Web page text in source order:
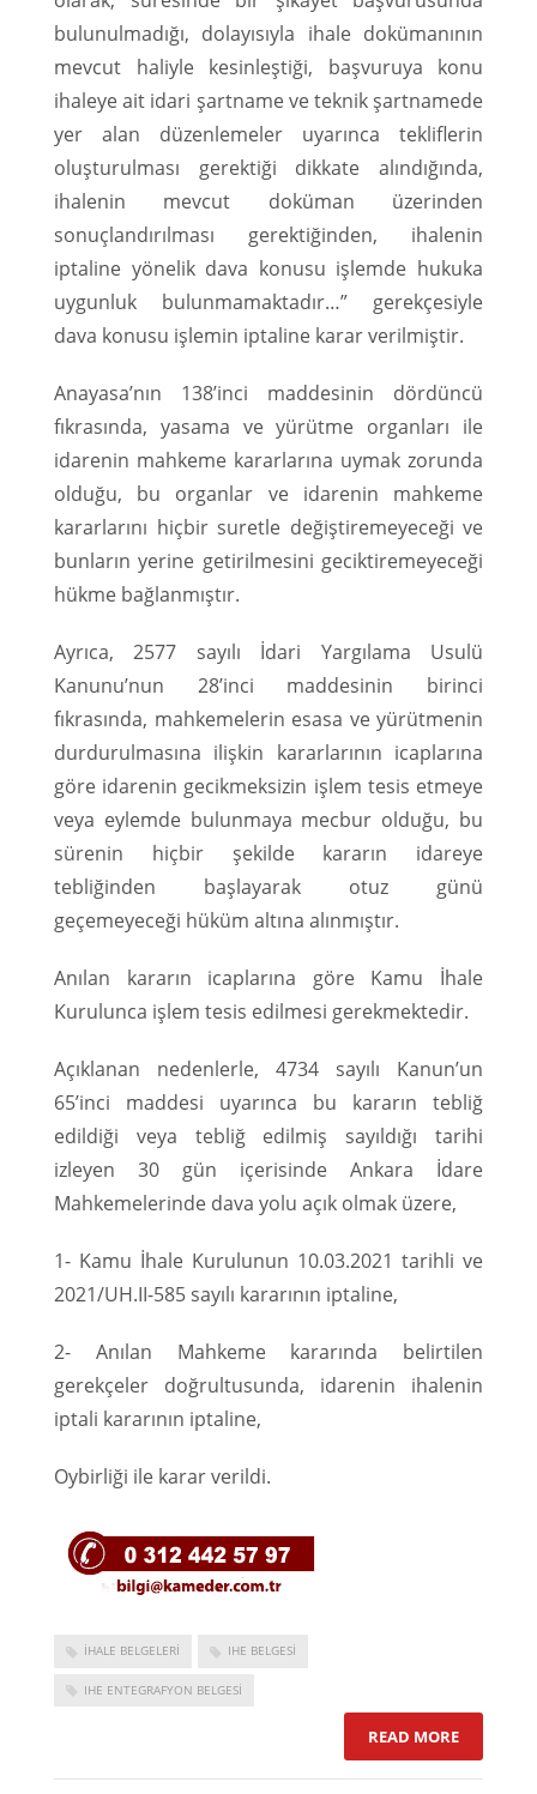
bulunulmadığı, dolayısıyla ihale dokümanının
mevcut haliyle kesinleştiği, başvuruya konu
ihaleye ait idari şartname ve teknik şartnamede
yer alan düzenlemeler uyarınca tekliflerin
oluşturulması gerektiği dikkate alındığında,
ihalenin mevcut doküman üzerinden
sonuçlandırılması gerektiğinden, ihalenin
iptaline yönelik dava konusu işlemde hukuka
uygunluk bulunmamaktadır…” gerekçesiyle
dava konusu işlemin iptaline karar verilmiştir.
Anayasa’nın 138’inci maddesinin dördüncü
fıkrasında, yasama ve yürütme organları ile
idarenin mahkeme kararlarına uymak zorunda
olduğu, bu organlar ve idarenin mahkeme
kararlarını hiçbir suretle değiştiremeyeceği ve
bunların yerine getirilmesini geciktiremeyeceği
hükme bağlanmıştır.
Ayrıca, 2577 sayılı İdari Yargılama Usulü
Kanunu’nun 28’inci maddesinin birinci
fıkrasında, mahkemelerin esasa ve yürütmenin
durdurulmasına ilişkin kararlarının icaplarına
göre idarenin gecikmeksizin işlem tesis etmeye
veya eylemde bulunmaya mecbur olduğu, bu
sürenin hiçbir şekilde kararın idareye
tebliğinden başlayarak otuz günü
geçemeyeceği hüküm altına alınmıştır.
Anılan kararın icaplarına göre Kamu İhale
Kurulunca işlem tesis edilmesi gerekmektedir.
Açıklanan nedenlerle, 4734 sayılı Kanun’un
65’inci maddesi uyarınca bu kararın tebliğ
edildiği veya tebliğ edilmiş sayıldığı tarihi
izleyen 30 gün içerisinde Ankara İdare
Mahkemelerinde dava yolu açık olmak üzere,
1- Kamu İhale Kurulunun 10.03.2021 tarihli ve
2021/UH.II-585 sayılı kararının iptaline,
2- Anılan Mahkeme kararında belirtilen
gerekçeler doğrultusunda, idarenin ihalenin
iptali kararının iptaline,
Oybirliği ile karar verildi.
IHALE BELGELERI IHE BELGESI
IHE ENTEGRAFYON BELGESI
READ MORE